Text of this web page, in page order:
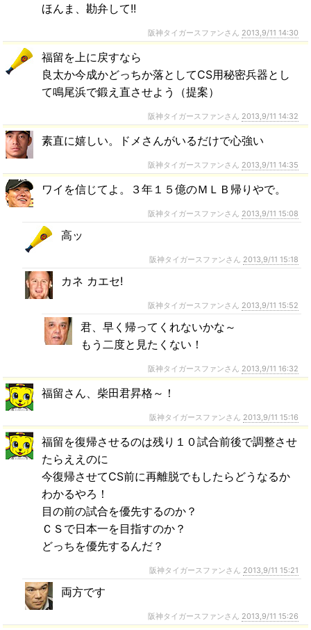
ほんま、勘弁して!!
阪神タイガースファンさん 2013,9/11 14:30
福留を上に戻すなら
良太か今成かどっちか落としてCS用秘密兵器とし
て鳴尾浜で鍛え直させよう（提案）
阪神タイガースファンさん 2013,9/11 14:32
素直に嬉しい。ドメさんがいるだけで心強い
阪神タイガースファンさん 2013,9/11 14:35
ワイを信じてよ。３年１５億のＭＬＢ帰りやで。
阪神タイガースファンさん 2013,9/11 15:08
高ッ
阪神タイガースファンさん 2013,9/11 15:18
カネ カエセ!
阪神タイガースファンさん 2013,9/11 15:52
君、早く帰ってくれないかな～
もう二度と見たくない！
阪神タイガースファンさん 2013,9/11 16:32
福留さん、柴田君昇格～！
阪神タイガースファンさん 2013,9/11 15:16
福留を復帰させるのは残り１０試合前後で調整させ
たらええのに
今復帰させてCS前に再離脱でもしたらどうなるか
わかるやろ！
目の前の試合を優先するのか？
ＣＳで日本一を目指すのか？
どっちを優先するんだ？
阪神タイガースファンさん 2013,9/11 15:21
両方です
阪神タイガースファンさん 2013,9/11 15:26